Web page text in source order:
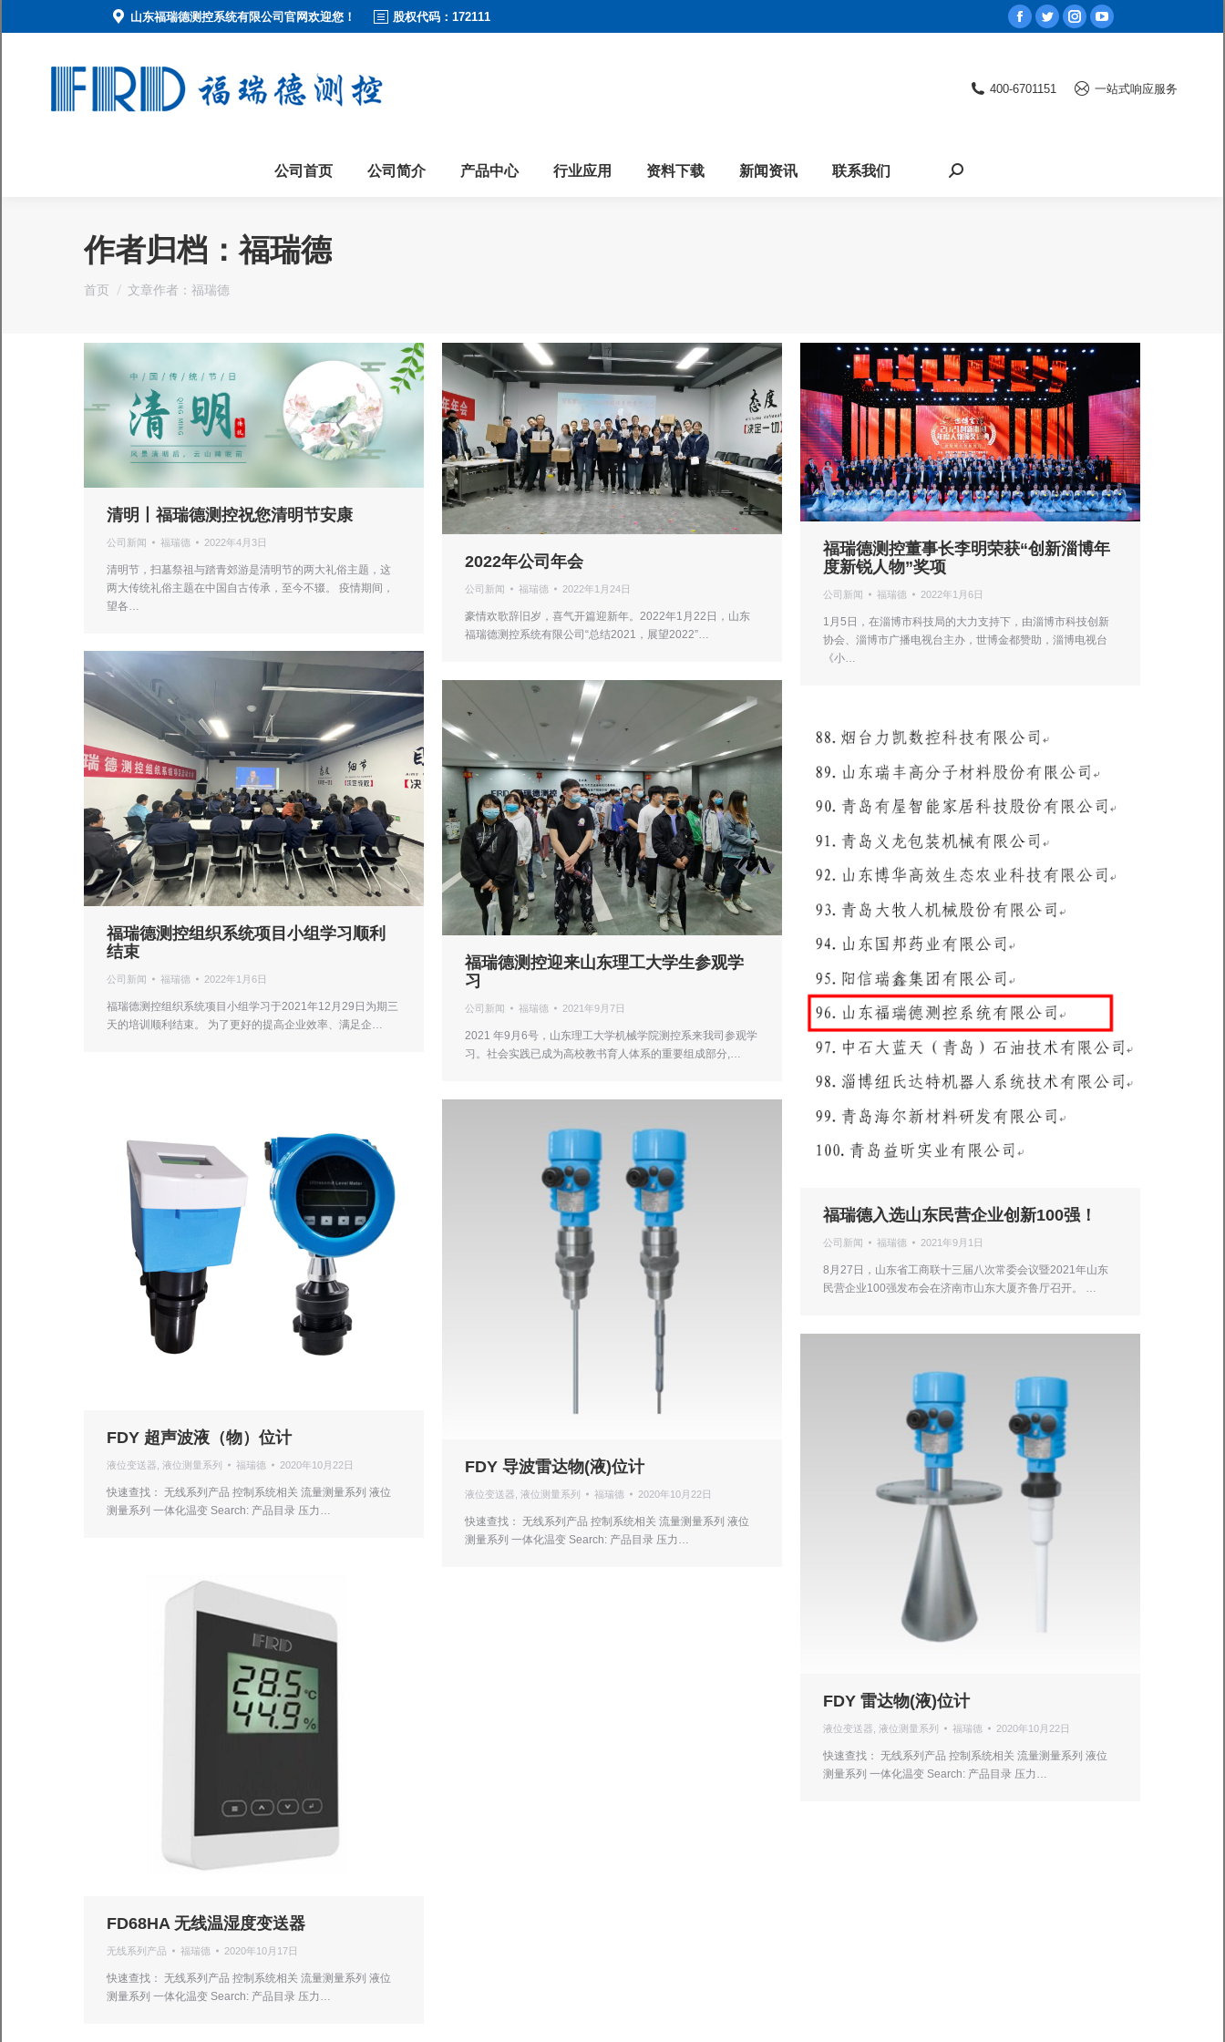
山东福瑞德测控系统有限公司官网欢迎您！ 股权代码：172111
Facebook
TwitterInstagram
in
YouTube
400-6701151 一站式响应服务
公司首页 公司简介 产品中心 行业应用 资料下载 新闻资讯 联系我们 Search:
作者归档：福瑞德
首页 文章作者：福瑞德
清明丨福瑞德测控祝您清明节安康
公司新闻 福瑞德 2022年4月3日
清明节，扫墓祭祖与踏青郊游是清明节的两大礼俗主题，这
两大传统礼俗主题在中国自古传承，至今不辍。 疫情期间，
望各…
2022年公司年会
公司新闻 福瑞德 2022年1月24日
豪情欢歌辞旧岁，喜气开篇迎新年。2022年1月22日，山东
福瑞德测控系统有限公司“总结2021，展望2022”…
福瑞德测控董事长李明荣获“创新淄博年
度新锐人物”奖项
公司新闻 福瑞德 2022年1月6日
1月5日，在淄博市科技局的大力支持下，由淄博市科技创新
协会、淄博市广播电视台主办，世博金都赞助，淄博电视台
《小…
福瑞德测控组织系统项目小组学习顺利
结束
公司新闻 福瑞德 2022年1月6日
福瑞德测控组织系统项目小组学习于2021年12月29日为期三
天的培训顺利结束。 为了更好的提高企业效率、满足企…
福瑞德测控迎来山东理工大学生参观学
习
公司新闻 福瑞德 2021年9月7日
2021 年9月6号，山东理工大学机械学院测控系来我司参观学
习。社会实践已成为高校教书育人体系的重要组成部分,…
福瑞德入选山东民营企业创新100强！
公司新闻 福瑞德 2021年9月1日
8月27日，山东省工商联十三届八次常委会议暨2021年山东
民营企业100强发布会在济南市山东大厦齐鲁厅召开。 …
FDY 超声波液（物）位计
液位变送器 液位测量系列 福瑞德 2020年10月22日
快速查找： 无线系列产品 控制系统相关 流量测量系列 液位
测量系列 一体化温变 Search: 产品目录 压力…
FDY 导波雷达物(液)位计
液位变送器 液位测量系列 福瑞德 2020年10月22日
快速查找： 无线系列产品 控制系统相关 流量测量系列 液位
测量系列 一体化温变 Search: 产品目录 压力…
FDY 雷达物(液)位计
液位变送器 液位测量系列 福瑞德 2020年10月22日
快速查找： 无线系列产品 控制系统相关 流量测量系列 液位
测量系列 一体化温变 Search: 产品目录 压力…
FD68HA 无线温湿度变送器
无线系列产品 福瑞德 2020年10月17日
快速查找： 无线系列产品 控制系统相关 流量测量系列 液位
测量系列 一体化温变 Search: 产品目录 压力…